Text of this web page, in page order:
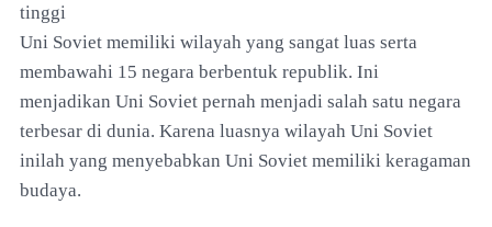
tinggi
Uni Soviet memiliki wilayah yang sangat luas serta
membawahi 15 negara berbentuk republik. Ini
menjadikan Uni Soviet pernah menjadi salah satu negara
terbesar di dunia. Karena luasnya wilayah Uni Soviet
inilah yang menyebabkan Uni Soviet memiliki keragaman
budaya.